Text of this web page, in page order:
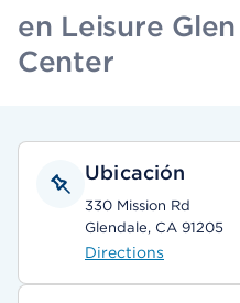
en Leisure
Center
Ubicación
330 Mission Rd
Glendale, CA 91205
Directions